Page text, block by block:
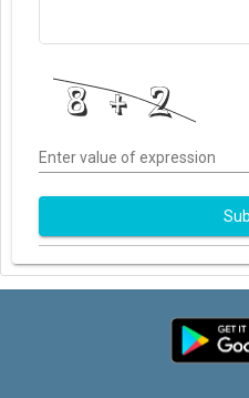
Enter value of expression